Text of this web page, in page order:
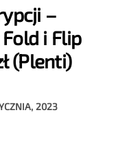
–
i Flip
(Plenti)
2023